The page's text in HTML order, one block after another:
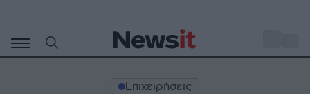
περιεχόμενο
Επιχειρήσεις